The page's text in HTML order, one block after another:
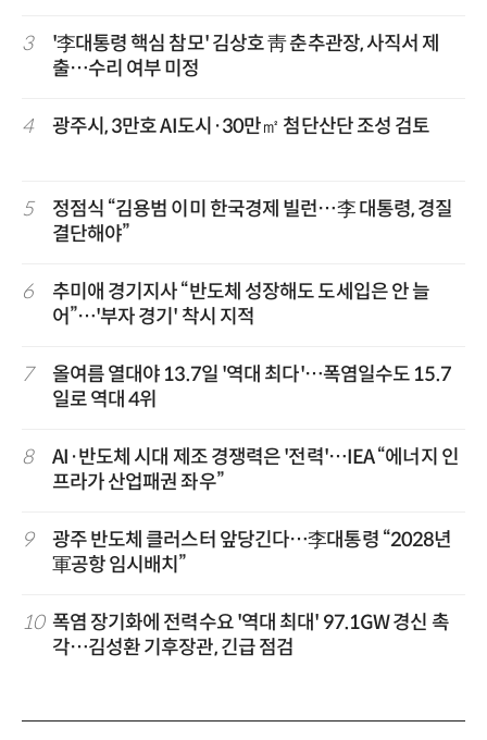
3
'李대통령 핵심 참모' 김상호 靑 춘추관장, 사직서 제
출…수리 여부 미정
4 광주시, 3만호 AI도시·30만㎡ 첨단산단 조성 검토
5
정점식 “김용범 이미 한국경제 빌런…李 대통령, 경질
결단해야”
6
추미애 경기지사 “반도체 성장해도 도세입은 안 늘
어”…'부자 경기' 착시 지적
7
올여름 열대야 13.7일 '역대 최다'…폭염일수도 15.7
일로 역대 4위
8
AI·반도체 시대 제조 경쟁력은 '전력'…IEA “에너지 인
프라가 산업패권 좌우”
9
광주 반도체 클러스터 앞당긴다…李대통령 “2028년
軍공항 임시배치”
10 폭염 장기화에 전력수요 '역대 최대' 97.1GW 경신 촉
각…김성환 기후장관, 긴급 점검